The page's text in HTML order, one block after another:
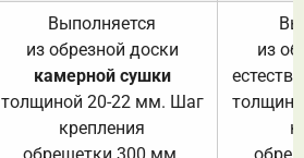
Выполняется
из обрезной доски
камерной сушки
толщиной 20-22 мм. Шаг
крепления
обрешетки 300 мм.
из